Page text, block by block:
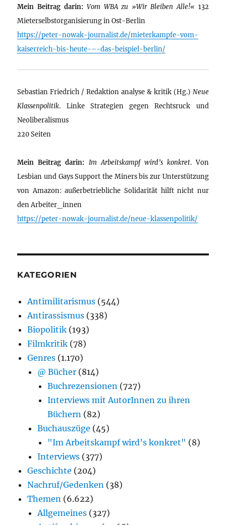
Mein Beitrag darin: Vom WBA zu »Wir Bleiben Alle!« 132
Mieterselbstorganisierung in Ost-Berlin
https://peter-nowak-journalist.de/mieterkampfe-vom-
kaiserreich-bis-heute-–-das-beispiel-berlin/
Sebastian Friedrich / Redaktion analyse & kritik (Hg.) Neue
Klassenpolitik. Linke Strategien gegen Rechtsruck und
Neoliberalismus
220 Seiten
Mein Beitrag darin: Im Arbeitskampf wird’s konkret. Von
Lesbian und Gays Support the Miners bis zur Unterstützung
von Amazon: außerbetriebliche Solidarität hilft nicht nur
den Arbeiter_innen
https://peter-nowak-journalist.de/neue-klassenpolitik/
KATEGORIEN
Antimilitarismus (544)
Antirassismus (338)
Biopolitik (193)
Filmkritik (78)
Genres (1.170)
@ Bücher (814)
Buchrezensionen (727)
Interviews mit AutorInnen zu ihren
Büchern (82)
Buchauszüge (45)
"Im Arbeitskampf wird’s konkret" (8)
Interviews (377)
Geschichte (204)
Nachruf/Gedenken (38)
Themen (6.622)
Allgemeines (327)